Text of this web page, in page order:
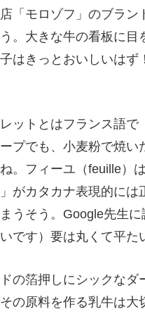
「モロゾフ」のブラ
。大きな牛の看板に
はきっとおいしいは
ットとはフランス語で
プでも、小麦粉で焼い
。フィーユ（feuille）
がカタカナ表現的には
うそう。Google先生
です）要は丸くて平た
の箔押しにシックなダ
の原料を作る乳牛は大